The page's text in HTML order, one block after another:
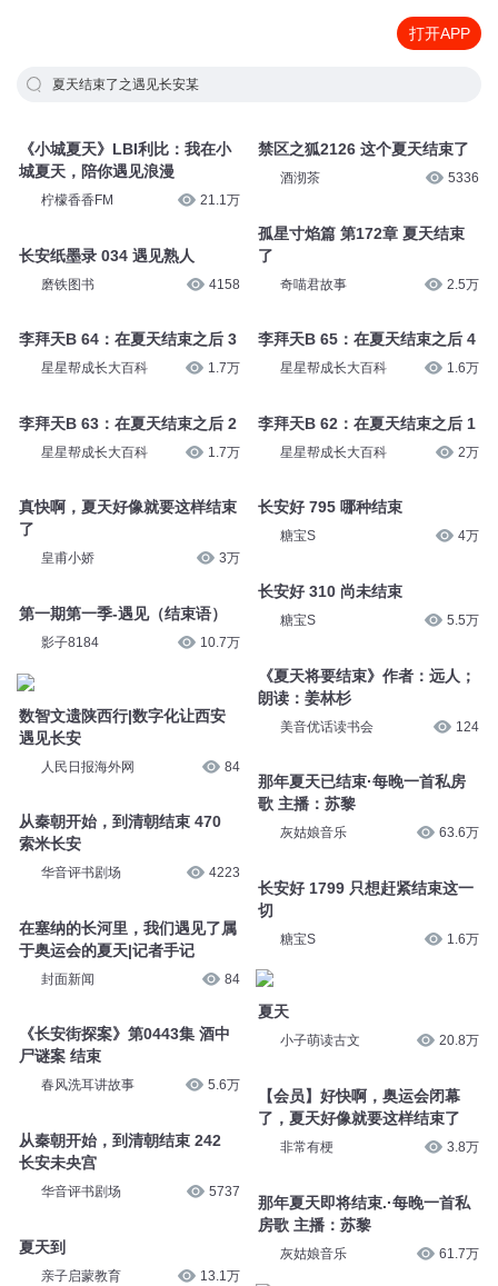
打开APP
夏天结束了之遇见长安某
《小城夏天》LBI利比：我在小
城夏天，陪你遇见浪漫
柠檬香香FM 21.1万
长安纸墨录 034 遇见熟人
磨铁图书 4158
李拜天B 64：在夏天结束之后 3
星星帮成长大百科 1.7万
李拜天B 63：在夏天结束之后 2
星星帮成长大百科 1.7万
真快啊，夏天好像就要这样结束
了
皇甫小娇 3万
第一期第一季-遇见（结束语）
影子8184 10.7万
数智文遗陕西行|数字化让西安
遇见长安
人民日报海外网 84
从秦朝开始，到清朝结束 470
索米长安
华音评书剧场 4223
在塞纳的长河里，我们遇见了属
于奥运会的夏天|记者手记
封面新闻 84
《长安街探案》第0443集 酒中
尸谜案 结束
春风洗耳讲故事 5.6万
从秦朝开始，到清朝结束 242
长安未央宫
华音评书剧场 5737
夏天到
亲子启蒙教育 13.1万
禁区之狐2126 这个夏天结束了
酒沏茶 5336
孤星寸焰篇 第172章 夏天结束
了
奇喵君故事 2.5万
李拜天B 65：在夏天结束之后 4
星星帮成长大百科 1.6万
李拜天B 62：在夏天结束之后 1
星星帮成长大百科 2万
长安好 795 哪种结束
糖宝S 4万
长安好 310 尚未结束
糖宝S 5.5万
《夏天将要结束》作者：远人；
朗读：姜林杉
美音优话读书会 124
那年夏天已结束·每晚一首私房
歌 主播：苏黎
灰姑娘音乐 63.6万
长安好 1799 只想赶紧结束这一
切
糖宝S 1.6万
夏天
小子萌读古文 20.8万
【会员】好快啊，奥运会闭幕
了，夏天好像就要这样结束了
非常有梗 3.8万
那年夏天即将结束.·每晚一首私
房歌 主播：苏黎
灰姑娘音乐 61.7万